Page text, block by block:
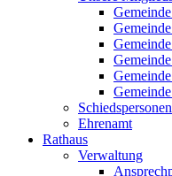
Schiedspersonen
Ehrenamt
Rathaus
Verwaltung